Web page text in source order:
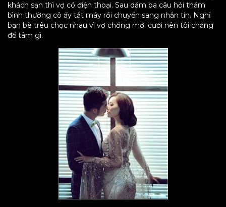
khách sạn thì vợ có điện thoại. Sau dăm ba câu hỏi thăm
bình thường cô ấy tắt máy rồi chuyển sang nhắn tin. Nghĩ
bạn bè trêu chọc nhau vì vợ chồng mới cưới nên tôi chẳng
để tâm gì.